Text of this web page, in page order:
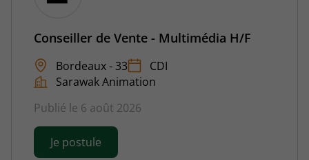
Conseiller de Vente - Multimédia H/F
Bordeaux - 33
CDI
Sarawak Animation
Publié le 6 août 2026
Je postule